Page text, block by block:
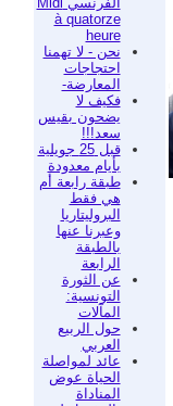
à quatorze
heure
نحن - لا تهمنا
احتجاجات
المعارضة-
فكيف لا
يضحون بقيس
سعد!!!
قبل 25 جويلية
بأيام معدودة
طبقة رابعة أم
هي فقط
البروليتاريا
وعبرنا عنها
بالطبقة
الرابعة
عن الثورة
التونسية:
المآلات
حول الربيع
العربي
عائد لمواصلة
الحياة عوض
المناداة